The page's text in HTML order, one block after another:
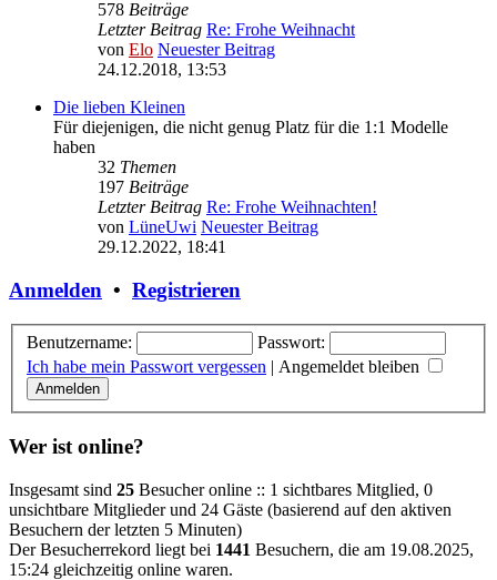
578 Beiträge
Letzter Beitrag Re: Frohe Weihnacht
von Elo Neuester Beitrag
24.12.2018, 13:53
Die lieben Kleinen
Für diejenigen, die nicht genug Platz für die 1:1 Modelle
haben
32 Themen
197 Beiträge
Letzter Beitrag Re: Frohe Weihnachten!
von LüneUwi Neuester Beitrag
29.12.2022, 18:41
Anmelden • Registrieren
Benutzername:
Passwort:
Ich habe mein Passwort vergessen | Angemeldet bleiben
Wer ist online?
Insgesamt sind 25 Besucher online :: 1 sichtbares Mitglied, 0
unsichtbare Mitglieder und 24 Gäste (basierend auf den aktiven
Besuchern der letzten 5 Minuten)
Der Besucherrekord liegt bei 1441 Besuchern, die am 19.08.2025,
15:24 gleichzeitig online waren.